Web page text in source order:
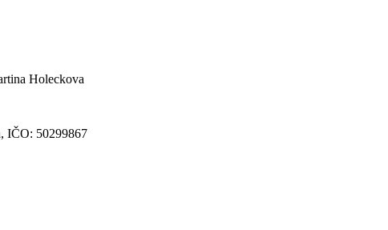
Holeckova
IČO: 50299867